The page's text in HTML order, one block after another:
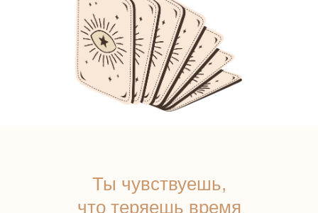
Ты чувствуешь,
что теряешь время